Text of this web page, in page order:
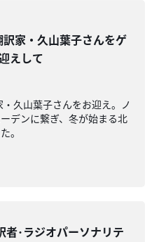
家・久山葉子さんをゲ
えして
久山葉子さんをお迎え。ノ
デンに繋ぎ、冬が始まる北
。
者･ラジオパーソナリテ